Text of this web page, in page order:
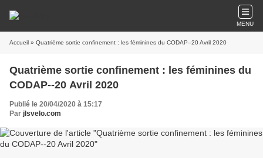
MENU
Accueil » Quatrième sortie confinement : les féminines du CODAP--20 Avril 2020
Quatrième sortie confinement : les féminines du
CODAP--20 Avril 2020
Publié le 20/04/2020 à 15:17
Par jlsvelo.com